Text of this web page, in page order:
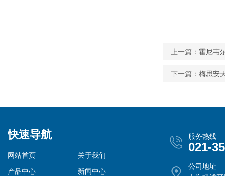
上一篇： 霍尼韦
下一篇： 梅思安
快速导航
网站首页
关于我们
产品中心
新闻中心
服务热线
021-
公司地址